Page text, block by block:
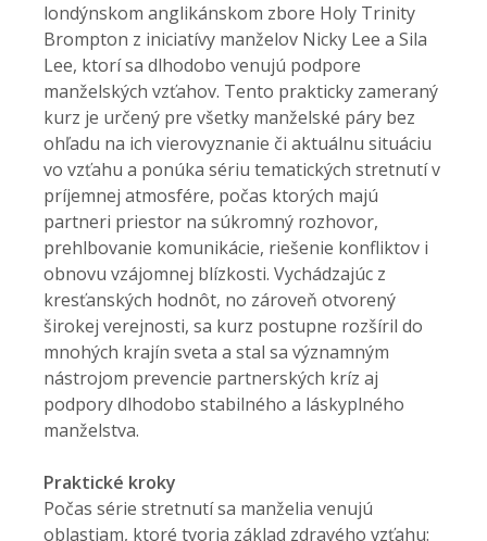
londýnskom anglikánskom zbore Holy Trinity
Brompton z iniciatívy manželov Nicky Lee a Sila
Lee, ktorí sa dlhodobo venujú podpore
manželských vzťahov. Tento prakticky zameraný
kurz je určený pre všetky manželské páry bez
ohľadu na ich vierovyznanie či aktuálnu situáciu
vo vzťahu a ponúka sériu tematických stretnutí v
príjemnej atmosfére, počas ktorých majú
partneri priestor na súkromný rozhovor,
prehlbovanie komunikácie, riešenie konfliktov i
obnovu vzájomnej blízkosti. Vychádzajúc z
kresťanských hodnôt, no zároveň otvorený
širokej verejnosti, sa kurz postupne rozšíril do
mnohých krajín sveta a stal sa významným
nástrojom prevencie partnerských kríz aj
podpory dlhodobo stabilného a láskyplného
manželstva.
Praktické kroky
Počas série stretnutí sa manželia venujú
oblastiam, ktoré tvoria základ zdravého vzťahu: